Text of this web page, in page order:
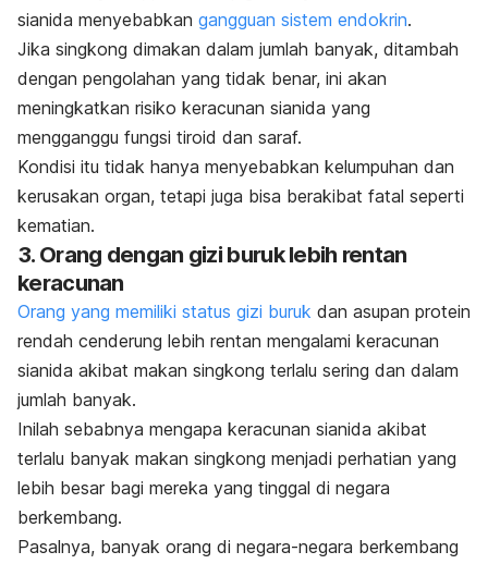
sianida menyebabkan gangguan sistem endokrin.
Jika singkong dimakan dalam jumlah banyak, ditambah
dengan pengolahan yang tidak benar, ini akan
meningkatkan risiko keracunan sianida yang
mengganggu fungsi tiroid dan saraf.
Kondisi itu tidak hanya menyebabkan kelumpuhan dan
kerusakan organ, tetapi juga bisa berakibat fatal seperti
kematian.
3. Orang dengan gizi buruk lebih rentan
keracunan
Orang yang memiliki status gizi buruk dan asupan protein
rendah cenderung lebih rentan mengalami keracunan
sianida akibat makan singkong terlalu sering dan dalam
jumlah banyak.
Inilah sebabnya mengapa keracunan sianida akibat
terlalu banyak makan singkong menjadi perhatian yang
lebih besar bagi mereka yang tinggal di negara
berkembang.
Pasalnya, banyak orang di negara-negara berkembang